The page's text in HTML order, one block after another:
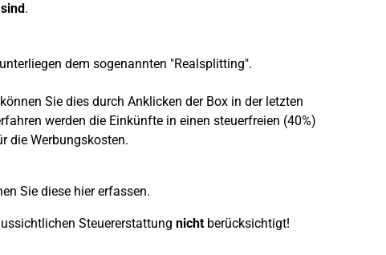
.
dem sogenannten "Realsplitting".
Sie dies durch Anklicken der Box in der letzten
werden die Einkünfte in einen steuerfreien (40%)
die Werbungskosten.
Sie diese hier erfassen.
Steuererstattung nichtberücksichtigt!